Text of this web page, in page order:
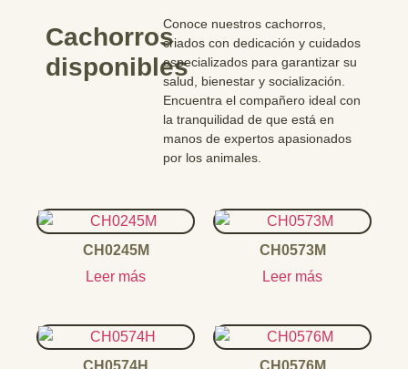
Cachorros
disponibles
Conoce nuestros cachorros,
criados con dedicación y cuidados
especializados para garantizar su
salud, bienestar y socialización.
Encuentra el compañero ideal con
la tranquilidad de que está en
manos de expertos apasionados
por los animales.
CH0245M
Leer más
CH0573M
Leer más
CH0574H
CH0576M